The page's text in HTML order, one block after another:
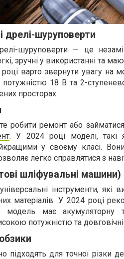
дрелі-шуруповерти
шуруповерти — це
зручні у використанні та
варто звернути увагу на
потужністю 18 В та 2-
просторах.
робити ремонт або
. У 2024 році моделі, такі
у своєму класі.
легко справлятися з
шліфувальні машини)
інструменти, які
матеріалів. У 2024 році
модель має акумуляторну
потужністю та
підходять для точної різки